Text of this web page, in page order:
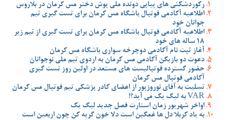
رکوردشکنی های پیاپی دونده ملی پوش دختر مس کرمان در بلاروس
اطلاعیه آکادمی فوتبال باشگاه مس کرمان برای تست گیری تیم
جوانان خود
اطلاعیه آکادمی فوتبال باشگاه مس کرمان برای تست گیری از تیم زیر
18 ساله های خود
آغاز ثبت نام آکادمی دوچرخه سواری باشگاه مس کرمان
دعوت دو بازیکن آکادمی مس کرمان به اردوی تیم ملی نوجوانان
حضور گسترده فوتبالیست های مستعد در اولین روز تست گیری
آکادمی فوتبال مس کرمان
تسلیت به آقای نوروزپور از اعضای کادر پزشکی تیم فوتبال مس کرمان
VAR به لیگ یک می آید؟!
اواخر شهریور زمان استارت فصل جدید لیگ یک
به یاد کربلا دل ها غمگین است دلا خون گریه کن چون اربعین است